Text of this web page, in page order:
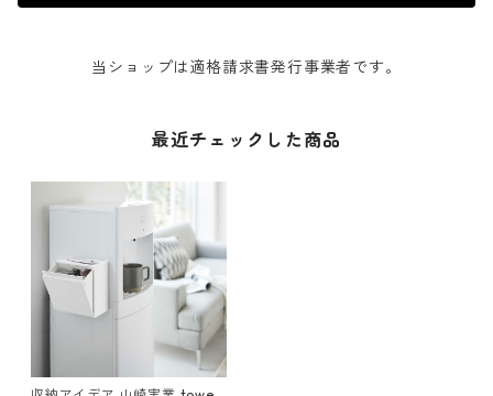
当ショップは適格請求書発行事業者です。
最近チェックした商品